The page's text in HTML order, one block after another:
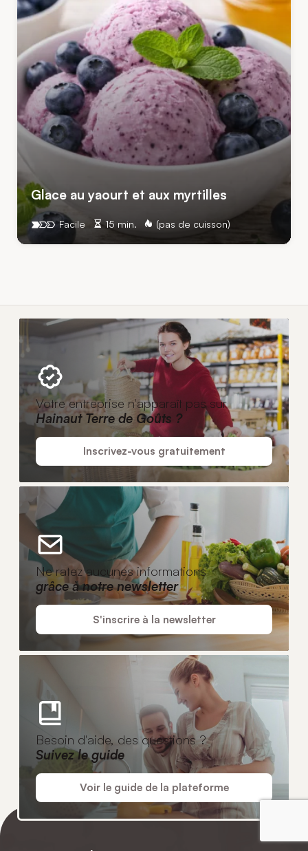
Glace au yaourt et aux myrtilles
15 min. (pas de cuisson)
Facile
Votre entreprise n'apparaît pas sur
Hainaut Terre de Goûts ?
Inscrivez-vous gratuitement
Ne ratez aucunes informations
grâce à notre newsletter
S'inscrire à la newsletter
Besoin d'aide, des questions ?
Suivez le guide
Voir le guide de la plateforme